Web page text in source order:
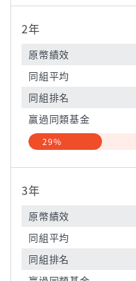
2年
原幣績效
同組平均
同組排名
贏過同類基金
29%
3年
原幣績效
同組平均
同組排名